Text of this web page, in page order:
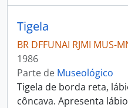
Tigela
BR DFFUNAI RJMI MUS-
1986
Parte de Museológico
Tigela de borda reta,
côncava. Apresenta